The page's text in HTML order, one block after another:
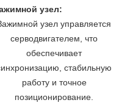
узел:
узел управляется
серводвигателем, что
обеспечивает
стабильную
работу и точное
позиционирование.